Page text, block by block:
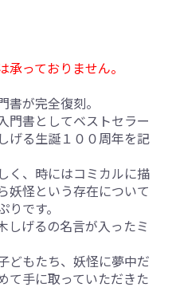
っておりません。
が完全復刻。
門書としてベストセラー
げる生誕１００周年を記
く、時にはコミカルに描
妖怪という存在について
です。
しげるの名言が入ったミ
どもたち、妖怪に夢中だ
て手に取っていただきた